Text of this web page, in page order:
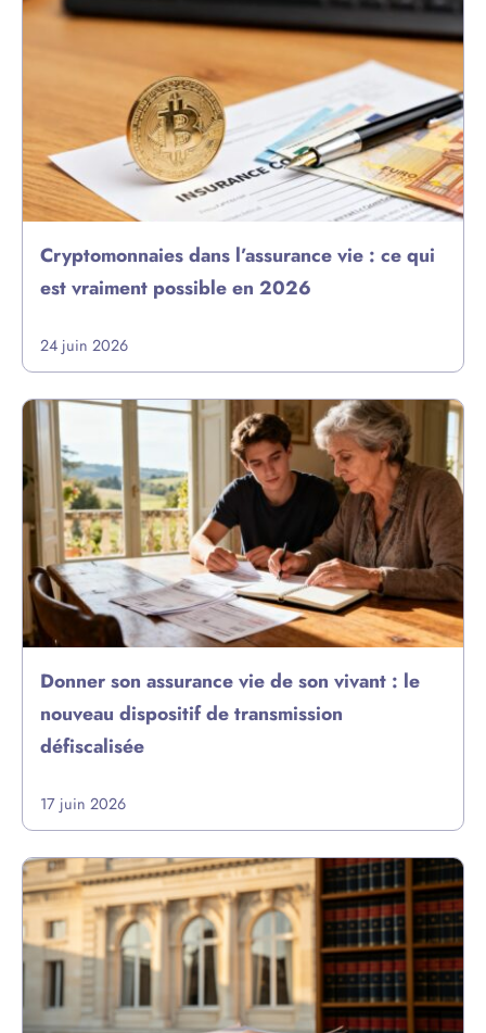
Cryptomonnaies dans l’assurance vie : ce qui
est vraiment possible en 2026
24 juin 2026
Donner son assurance vie de son vivant : le
nouveau dispositif de transmission
défiscalisée
17 juin 2026